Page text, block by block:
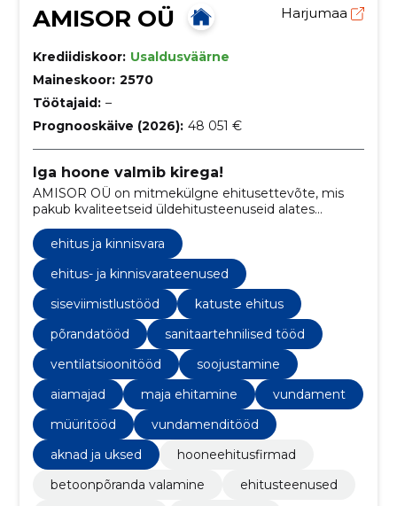
AMISOR OÜ Harjumaa
Krediidiskoor: Usaldusväärne
Maineskoor: 2570
Töötajaid: –
Prognooskäive (2026): 48 051 €
Iga hoone valmib kirega!
AMISOR OÜ on mitmekülgne ehitusettevõte, mis
pakub kvaliteetseid üldehitusteenuseid alates
ruumide remondist kuni hoone täismahulise
ehitamiseni nii äri- kui ka eraklientidele.
ehitus ja kinnisvara
ehitus- ja kinnisvarateenused
siseviimistlustööd
katuste ehitus
põrandatööd
sanitaartehnilised tööd
ventilatsioonitööd
soojustamine
aiamajad
maja ehitamine
vundament
müüritööd
vundamenditööd
aknad ja uksed
hooneehitusfirmad
betoonpõranda valamine
ehitusteenused